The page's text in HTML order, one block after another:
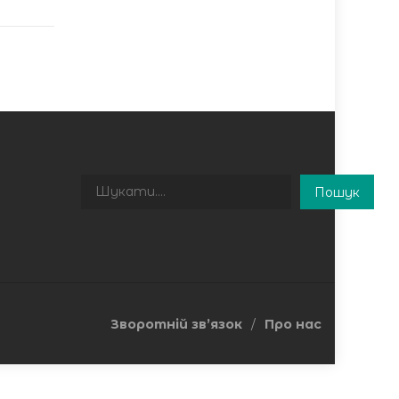
Пошук
Пошук
Зворотній зв’язок Про нас